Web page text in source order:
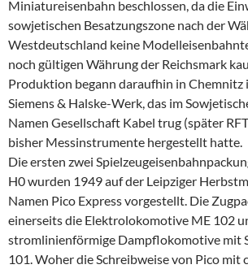
Miniatureisenbahn beschlossen, da die
sowjetischen Besatzungszone nach der
Westdeutschland keine
noch gültigen Währung der Reichsmark
Produktion begann daraufhin in Chemnitz
Siemens & Halske-Werk, das im
Namen Gesellschaft Kabel trug (später
bisher Messinstrumente hergestellt hatte.
Die ersten zwei
H0 wurden 1949 auf der Leipziger
Namen Pico Express vorgestellt. Die
einerseits die Elektrolokomotive ME 102
stromlinienförmige Dampflokomotive mit
101. Woher die Schreibweise von Pico mit